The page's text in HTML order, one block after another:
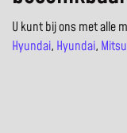
U kunt bij ons met alle
Hyundai, Hyundai,